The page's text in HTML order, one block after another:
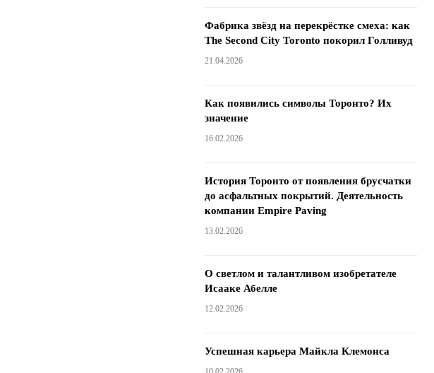
Фабрика звёзд на перекрёстке смеха: как
The Second City Toronto покорил Голливуд
21.04.2026
Как появились символы Торонто? Их
значение
16.02.2026
История Торонто от появления брусчатки
до асфальтных покрытий. Деятельность
компании Empire Paving
13.02.2026
О светлом и талантливом изобретателе
Исааке Абелле
12.02.2026
Успешная карьера Майкла Клемонса